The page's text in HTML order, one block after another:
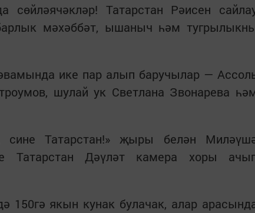
сөйләячәкләр! Татарстан Рәисен
мәхәббәт, ышаныч һәм
ике пар алып баручылар —
шулай ук Светлана Звонарева
сине Татарстан!» җыры белән
Татарстан Дәүләт камера хоры
150гә якын кунак булачак, алар